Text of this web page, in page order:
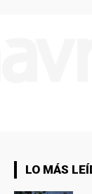
LO MÁS